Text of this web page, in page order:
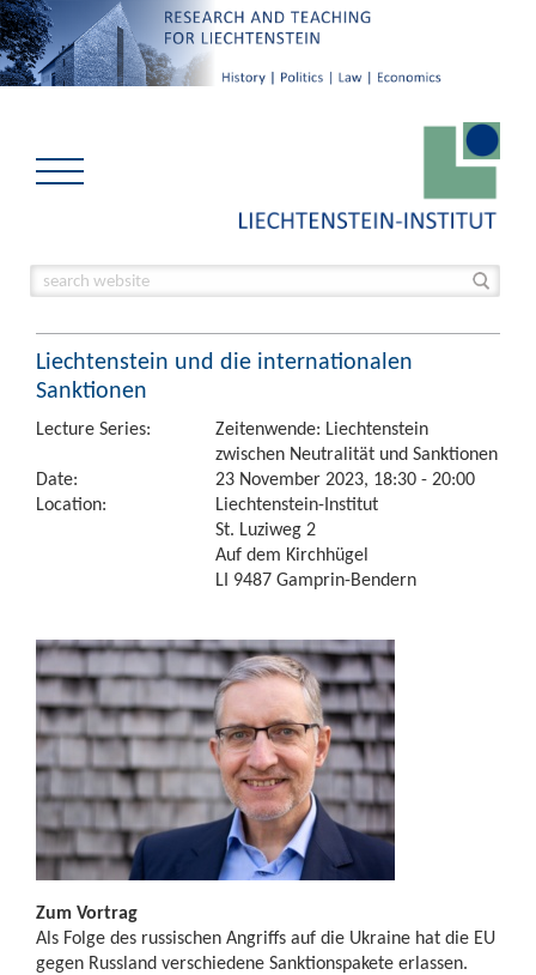
Liechtenstein und die internationalen
Sanktionen
Lecture Series:
Zeitenwende: Liechtenstein
zwischen Neutralität und Sanktionen
Date:
23 November 2023, 18:30 - 20:00
Location:
Liechtenstein-Institut
St. Luziweg 2
Auf dem Kirchhügel
LI 9487 Gamprin-Bendern
Zum Vortrag
Als Folge des russischen Angriffs auf die Ukraine hat die EU
gegen Russland verschiedene Sanktionspakete erlassen.